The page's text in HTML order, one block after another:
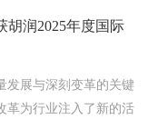
胡润2025年度国际
发展与深刻变革的关键
革为行业注入了新的活